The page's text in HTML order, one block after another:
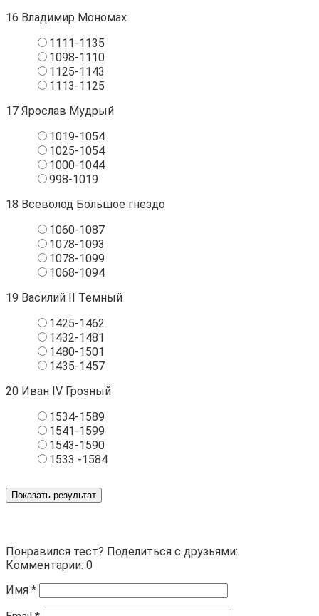
16 Владимир Мономах
1111-1135
1098-1110
1125-1143
1113-1125
17 Ярослав Мудрый
1019-1054
1025-1054
1000-1044
998-1019
18 Всеволод Большое гнездо
1060-1087
1078-1093
1078-1099
1068-1094
19 Василий II Темный
1425-1462
1432-1481
1480-1501
1435-1457
20 Иван IV Грозный
1534-1589
1541-1599
1543-1590
1533 -1584
Показать результат
Понравился тест? Поделиться с друзьями:
Комментарии: 0
Имя *